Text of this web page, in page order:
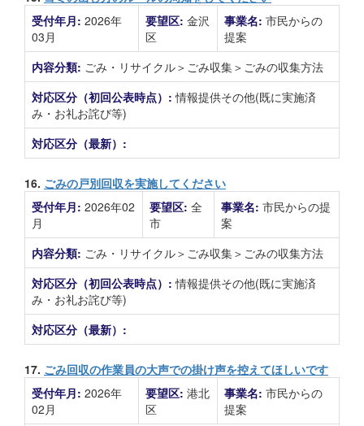
受付年月: 2026年
03月
要望区: 金沢
区
事業名: 市民からの
提案
内容分類: ごみ・リサイクル＞ごみ収集＞ごみの収集方法
対応区分（初回公表時点）:情報提供その他(既に実施済
み・お礼お詫び等)
対応区分（最新）:
16. ごみの戸別回収を実施してください
受付年月: 2026年02
月
要望区: 全
市
事業名: 市民からの提
案
内容分類: ごみ・リサイクル＞ごみ収集＞ごみの収集方法
対応区分（初回公表時点）:情報提供その他(既に実施済
み・お礼お詫び等)
対応区分（最新）:
17. ごみ回収の作業員の大声での掛け声を控えてほしいです
受付年月: 2026年
02月
要望区: 港北
区
事業名: 市民からの
提案